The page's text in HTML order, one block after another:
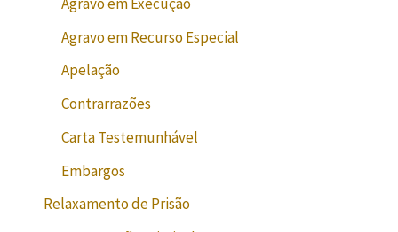
Agravo em Recurso Especial
Apelação
Contrarrazões
Carta Testemunhável
Embargos
Relaxamento de Prisão